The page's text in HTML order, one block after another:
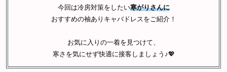
今回は冷房対策をしたい寒がりさんに
おすすめの袖ありキャバドレスをご紹介！
お気に入りの一着を見つけて、
寒さを気にせず快適に接客しましょう♪💖